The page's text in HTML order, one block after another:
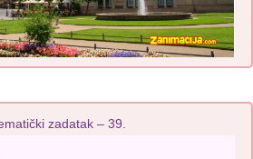
zadatak – 39.